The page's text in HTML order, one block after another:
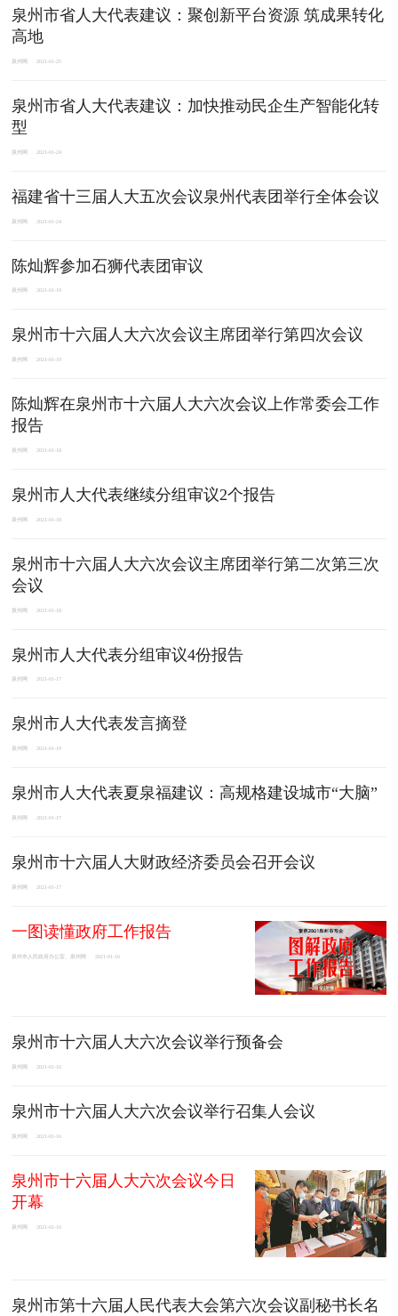
泉州市省人大代表建议：聚创新平台资源 筑成果转化
高地
泉州网 2021-01-25
泉州市省人大代表建议：加快推动民企生产智能化转
型
泉州网 2021-01-24
福建省十三届人大五次会议泉州代表团举行全体会议
泉州网 2021-01-24
陈灿辉参加石狮代表团审议
泉州网 2021-01-19
泉州市十六届人大六次会议主席团举行第四次会议
泉州网 2021-01-19
陈灿辉在泉州市十六届人大六次会议上作常委会工作
报告
泉州网 2021-01-18
泉州市人大代表继续分组审议2个报告
泉州网 2021-01-18
泉州市十六届人大六次会议主席团举行第二次第三次
会议
泉州网 2021-01-18
泉州市人大代表分组审议4份报告
泉州网 2021-01-17
泉州市人大代表发言摘登
泉州网 2021-01-19
泉州市人大代表夏泉福建议：高规格建设城市“大脑”
泉州网 2021-01-17
泉州市十六届人大财政经济委员会召开会议
泉州网 2021-01-17
一图读懂政府工作报告
泉州市人民政府办公室、泉州网 2021-01-16
泉州市十六届人大六次会议举行预备会
泉州网 2021-01-16
泉州市十六届人大六次会议举行召集人会议
泉州网 2021-01-16
泉州市十六届人大六次会议今日
开幕
泉州网 2021-01-16
泉州市第十六届人民代表大会第六次会议副秘书长名